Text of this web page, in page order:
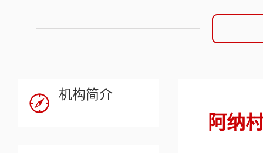
机构简介
阿纳